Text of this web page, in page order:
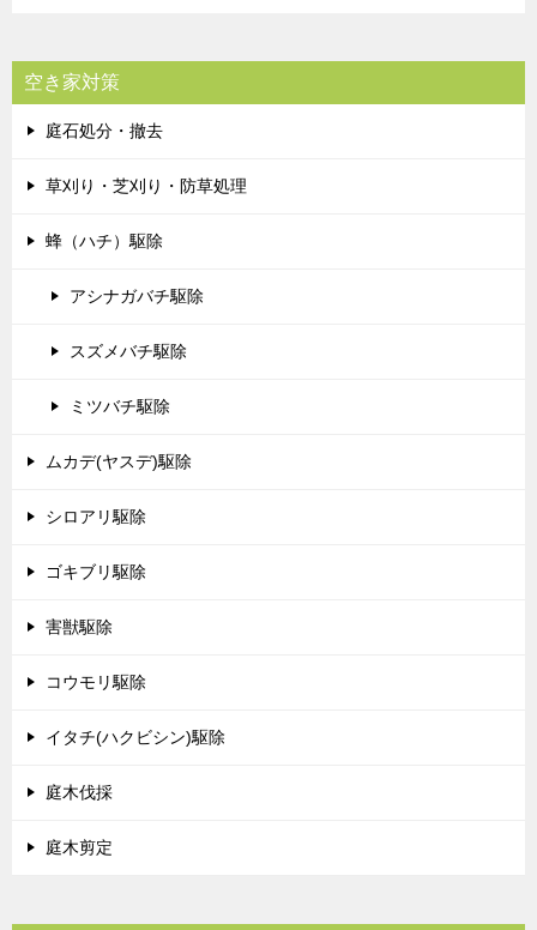
空き家対策
庭石処分・撤去
草刈り・芝刈り・防草処理
蜂（ハチ）駆除
アシナガバチ駆除
スズメバチ駆除
ミツバチ駆除
ムカデ(ヤスデ)駆除
シロアリ駆除
ゴキブリ駆除
害獣駆除
コウモリ駆除
イタチ(ハクビシン)駆除
庭木伐採
庭木剪定